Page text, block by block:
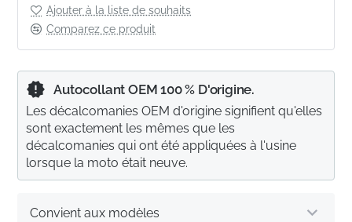
Ajouter à la liste de souhaits
Comparez ce produit
Convient aux modèles
Autocollant OEM 100 % D'origine.
Les décalcomanies OEM d'origine signifient qu'elles
sont exactement les mêmes que les
décalcomanies qui ont été appliquées à l'usine
lorsque la moto était neuve.